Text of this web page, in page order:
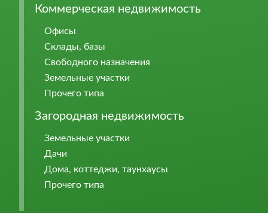
Коммерческая недвижимость
Офисы
Склады, базы
Свободного назначения
Земельные участки
Прочего типа
Загородная недвижимость
Земельные участки
Дачи
Дома, коттеджи, таунхаусы
Прочего типа